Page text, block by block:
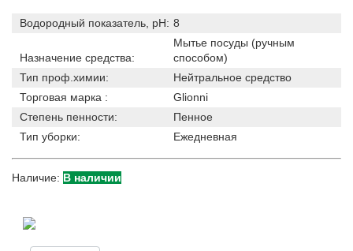
Водородный показатель, pH: 8
Назначение средства:
Мытье посуды (ручным
способом)
Тип проф.химии:
Нейтральное средство
Торговая марка :
Glionni
Степень пенности:
Пенное
Тип уборки:
Ежедневная
Наличие: В наличии